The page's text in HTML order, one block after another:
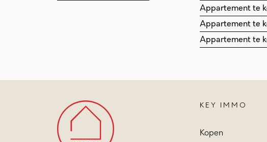
Appartement te
Appartement te
Appartement te
KEY IMMO
Kopen